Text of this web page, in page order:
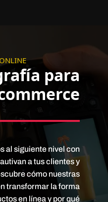
para
al siguiente nivel con
a tus clientes y
cómo nuestras
transformar la forma
en línea y por qué